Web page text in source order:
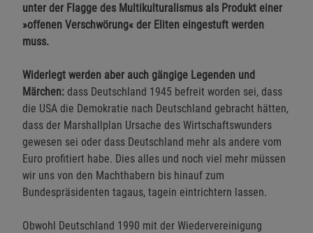
unter der Flagge des Multikulturalismus als Produkt einer
»offenen Verschwörung« der Eliten eingestuft werden
muss.
Widerlegt werden aber auch gängige Legenden und
Märchen: dass Deutschland 1945 befreit worden sei, dass
die USA die Demokratie nach Deutschland gebracht hätten,
dass der Marshallplan Ursache des Wirtschaftswunders
gewesen sei oder dass Deutschland mehr als andere vom
Euro profitiert habe. Dies alles und noch viel mehr müssen
wir uns von den Machthabern bis hinauf zum
Bundespräsidenten tagaus, tagein eintrichtern lassen.
Obwohl Deutschland 1990 mit der Wiedervereinigung